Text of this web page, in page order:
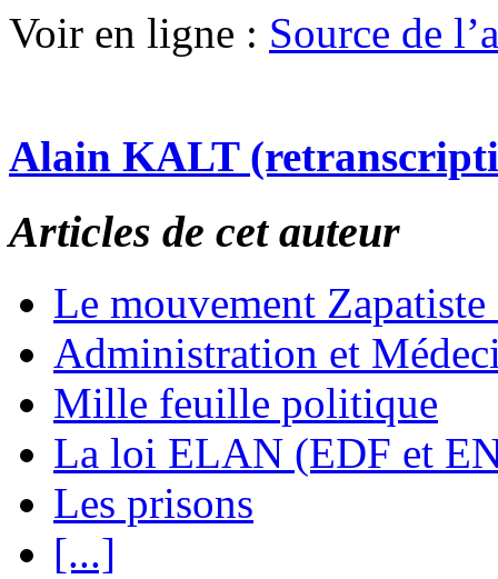
Voir en ligne : Source de
Alain KALT
Articles de cet auteur
Le mouvement
Administration et
Mille feuille politique
La loi ELAN (EDF et
Les prisons
[...]